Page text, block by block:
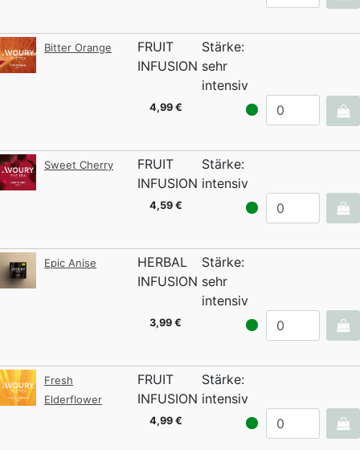
Bitter Orange
FRUIT
INFUSION
Stärke:
sehr
intensiv
4,99 €
Sweet Cherry
FRUIT
INFUSION
Stärke:
intensiv
4,59 €
Epic Anise
HERBAL
INFUSION
Stärke:
sehr
intensiv
3,99 €
Fresh
Elderflower
FRUIT
INFUSION
Stärke:
intensiv
4,99 €